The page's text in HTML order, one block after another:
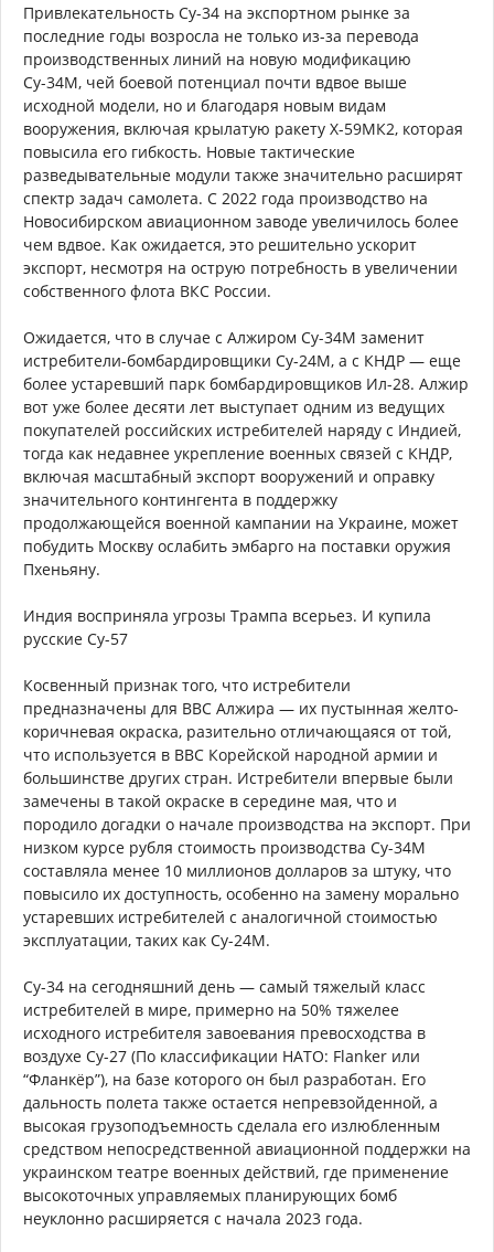
Привлекательность Су-34 на экспортном рынке за
последние годы возросла не только из-за перевода
производственных линий на новую модификацию
Су-34М, чей боевой потенциал почти вдвое выше
исходной модели, но и благодаря новым видам
вооружения, включая крылатую ракету Х-59МК2, которая
повысила его гибкость. Новые тактические
разведывательные модули также значительно расширят
спектр задач самолета. С 2022 года производство на
Новосибирском авиационном заводе увеличилось более
чем вдвое. Как ожидается, это решительно ускорит
экспорт, несмотря на острую потребность в увеличении
собственного флота ВКС России.
Ожидается, что в случае с Алжиром Су-34М заменит
истребители-бомбардировщики Су-24М, а с КНДР — еще
более устаревший парк бомбардировщиков Ил-28. Алжир
вот уже более десяти лет выступает одним из ведущих
покупателей российских истребителей наряду с Индией,
тогда как недавнее укрепление военных связей с КНДР,
включая масштабный экспорт вооружений и оправку
значительного контингента в поддержку
продолжающейся военной кампании на Украине, может
побудить Москву ослабить эмбарго на поставки оружия
Пхеньяну.
Индия восприняла угрозы Трампа всерьез. И купила
русские Су-57
Косвенный признак того, что истребители
предназначены для ВВС Алжира — их пустынная желто-
коричневая окраска, разительно отличающаяся от той,
что используется в ВВС Корейской народной армии и
большинстве других стран. Истребители впервые были
замечены в такой окраске в середине мая, что и
породило догадки о начале производства на экспорт. При
низком курсе рубля стоимость производства Су-34М
составляла менее 10 миллионов долларов за штуку, что
повысило их доступность, особенно на замену морально
устаревших истребителей с аналогичной стоимостью
эксплуатации, таких как Су-24М.
Су-34 на сегодняшний день — самый тяжелый класс
истребителей в мире, примерно на 50% тяжелее
исходного истребителя завоевания превосходства в
воздухе Су-27 (По классификации НАТО: Flanker или
“Фланкёр”), на базе которого он был разработан. Его
дальность полета также остается непревзойденной, а
высокая грузоподъемность сделала его излюбленным
средством непосредственной авиационной поддержки на
украинском театре военных действий, где применение
высокоточных управляемых планирующих бомб
неуклонно расширяется с начала 2023 года.